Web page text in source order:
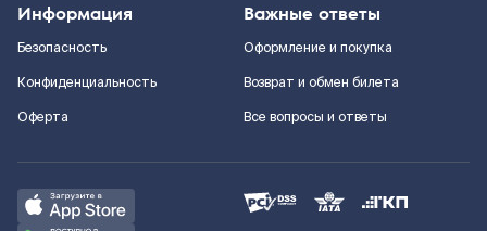
Информация
Безопасность
Конфиденциальность
Оферта
Важные ответы
Оформление и покупка
Возврат и обмен билета
Все вопросы и ответы